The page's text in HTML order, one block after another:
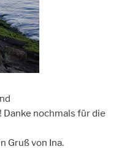
Danke nochmals für die
Gruß von Ina.